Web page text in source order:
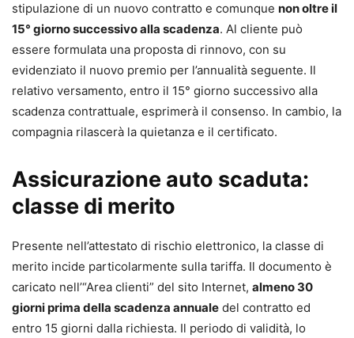
stipulazione di un nuovo contratto e comunque non oltre il
15° giorno successivo alla scadenza. Al cliente può
essere formulata una proposta di rinnovo, con su
evidenziato il nuovo premio per l’annualità seguente. Il
relativo versamento, entro il 15° giorno successivo alla
scadenza contrattuale, esprimerà il consenso. In cambio, la
compagnia rilascerà la quietanza e il certificato.
Assicurazione auto scaduta:
classe di merito
Presente nell’attestato di rischio elettronico, la classe di
merito incide particolarmente sulla tariffa. Il documento è
caricato nell’“Area clienti” del sito Internet, almeno 30
giorni prima della scadenza annuale del contratto ed
entro 15 giorni dalla richiesta. Il periodo di validità, lo